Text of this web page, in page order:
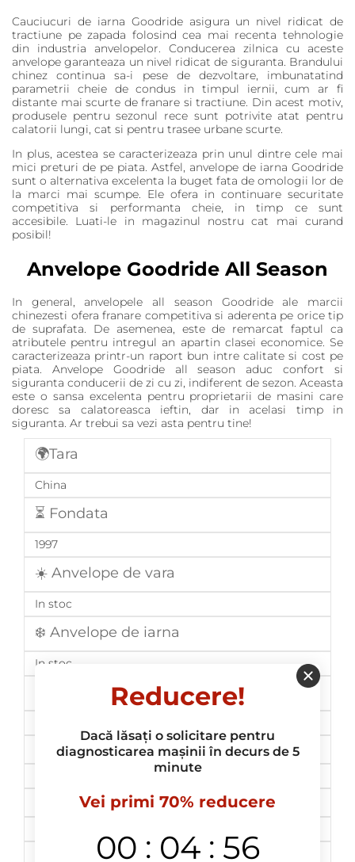
Cauciucuri de iarna Goodride asigura un nivel ridicat de
tractiune pe zapada folosind cea mai recenta tehnologie
din industria anvelopelor. Conducerea zilnica cu aceste
anvelope garanteaza un nivel ridicat de siguranta. Brandului
chinez continua sa-i pese de dezvoltare, imbunatatind
parametrii cheie de condus in timpul iernii, cum ar fi
distante mai scurte de franare si tractiune. Din acest motiv,
produsele pentru sezonul rece sunt potrivite atat pentru
calatorii lungi, cat si pentru trasee urbane scurte.
In plus, acestea se caracterizeaza prin unul dintre cele mai
mici preturi de pe piata. Astfel, anvelope de iarna Goodride
sunt o alternativa excelenta la buget fata de omologii lor de
la marci mai scumpe. Ele ofera in continuare securitate
competitiva si performanta cheie, in timp ce sunt
accesibile. Luati-le in magazinul nostru cat mai curand
posibil!
Anvelope Goodride All Season
In general, anvelopele all season Goodride ale marcii
chinezesti ofera franare competitiva si aderenta pe orice tip
de suprafata. De asemenea, este de remarcat faptul ca
atributele pentru intregul an apartin clasei economice. Se
caracterizeaza printr-un raport bun intre calitate si cost pe
piata. Anvelope Goodride all season aduc confort si
siguranta conducerii de zi cu zi, indiferent de sezon. Aceasta
este o sansa excelenta pentru proprietarii de masini care
doresc sa calatoreasca ieftin, dar in acelasi timp in
siguranta. Ar trebui sa vezi asta pentru tine!
🌍Tara
China
⏳ Fondata
1997
☀️ Anvelope de vara
In stoc
❄️ Anvelope de iarna
In stoc
⛈️ Anvelope all season
💲 Pret
🚀 Livrare
📋Garantie
Reducere!
Dacă lăsați o solicitare pentru
diagnosticarea mașinii în decurs de 5
minute
Vei primi 70% reducere
00 : 04 : 55